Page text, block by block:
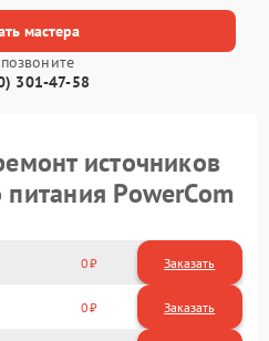
мастера
301-47-58
источников
PowerCom
0 Заказать
0 Заказать